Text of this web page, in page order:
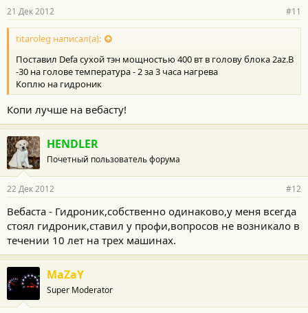
21 Дек 2012 #11
titaroleg написал(а):
Поставил Defa сухой тэн мощностью 400 вт в голову блока 2az.В
-30 на голове температура - 2 за 3 часа нагрева
Коплю на гидроник
Копи лучше на вебасту!
HENDLER
Почетный пользователь форума
22 Дек 2012 #12
Вебаста - Гидроник,собственно одинаково,у меня всегда
стоял гидроник,ставил у профи,вопросов не возникало в
течении 10 лет на трех машинах.
MaZaY
Super Moderator